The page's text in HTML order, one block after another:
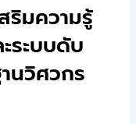
ริมความรู้
ระบบดับ
นวิศวกร